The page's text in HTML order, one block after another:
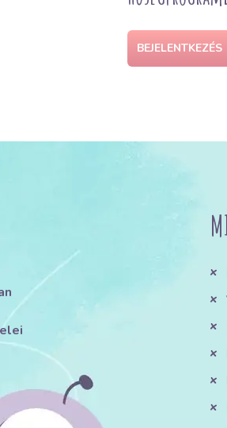
BEJELENTKEZÉS